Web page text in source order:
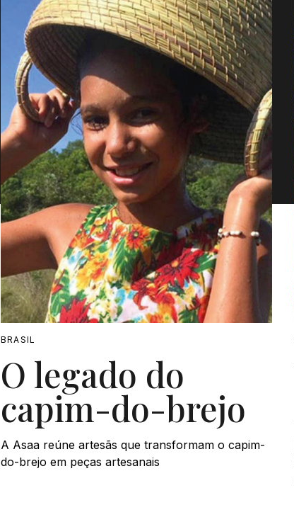
Proudly
BRASIL
O legado do
capim-do-brejo
A Asaa reúne artesãs que transformam o capim-
do-brejo em peças artesanais